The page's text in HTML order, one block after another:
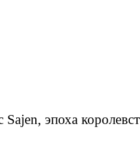
эпоха